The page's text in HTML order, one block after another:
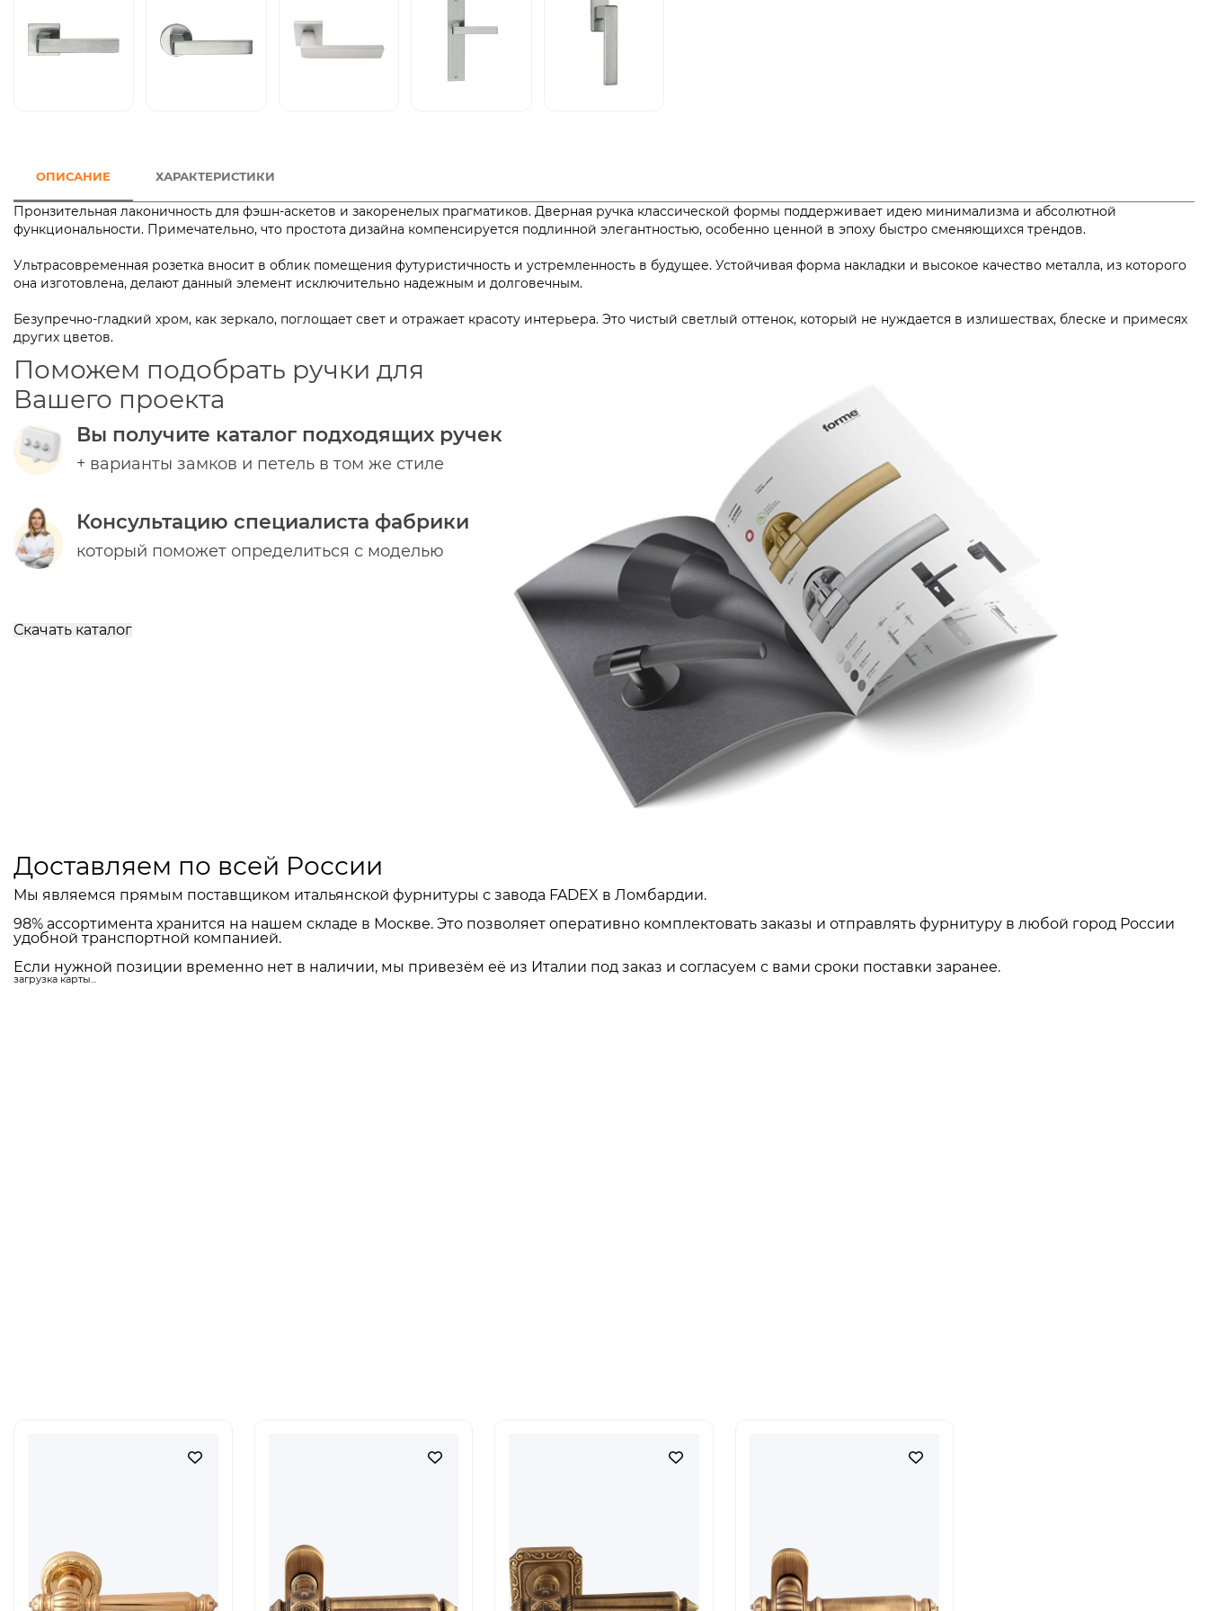
ОПИСАНИЕ ХАРАКТЕРИСТИКИ
Пронзительная лаконичность для фэшн-аскетов и закоренелых прагматиков. Дверная ручка классической формы поддерживает идею минимализма и абсолютной
функциональности. Примечательно, что простота дизайна компенсируется подлинной элегантностью, особенно ценной в эпоху быстро сменяющихся трендов.
Ультрасовременная розетка вносит в облик помещения футуристичность и устремленность в будущее. Устойчивая форма накладки и высокое качество металла, из которого
она изготовлена, делают данный элемент исключительно надежным и долговечным.
Безупречно-гладкий хром, как зеркало, поглощает свет и отражает красоту интерьера. Это чистый светлый оттенок, который не нуждается в излишествах, блеске и примесях
других цветов.
Поможем подобрать ручки для
Вашего проекта
Вы получите каталог подходящих ручек
+ варианты замков и петель в том же стиле
Консультацию специалиста фабрики
который поможет определиться с моделью
Скачать каталог
Доставляем по всей России
Мы являемся прямым поставщиком итальянской фурнитуры с завода FADEX в Ломбардии.
98% ассортимента хранится на нашем складе в Москве. Это позволяет оперативно комплектовать заказы и отправлять фурнитуру в любой город России
удобной транспортной компанией.
Если нужной позиции временно нет в наличии, мы привезём её из Италии под заказ и согласуем с вами сроки поставки заранее.
загрузка карты...